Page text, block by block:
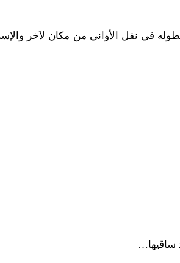
الأواني من مكان لآخر
ساقيها…